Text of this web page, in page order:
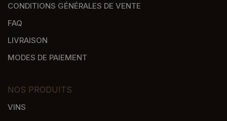
CONDITIONS GÉNÉRALES DE VENTE
FAQ
LIVRAISON
MODES DE PAIEMENT
NOS PRODUITS
VINS